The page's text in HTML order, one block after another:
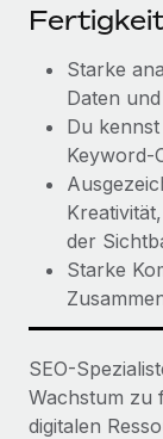
Starke
Daten
Du
Keyword-
der
Starke
SEO-
Wachstum zu
digitalen